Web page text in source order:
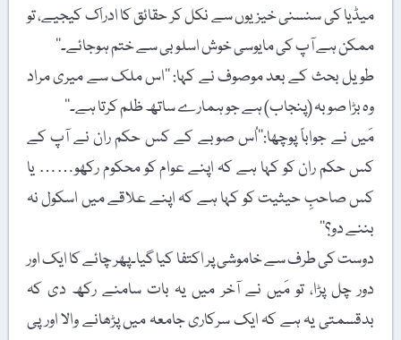
میڈیا کی سنسنی خیزیوں سے نکل کر حقائق کا ادراک کیجیے، تو
ممکن ہے آپ کی مایوسی خوش اسلوبی سے ختم ہوجائے۔‘‘
طویل بحث کے بعد موصوف نے کہا: ’’اس ملک سے میری مراد
وہ بڑا صوبہ (پنجاب) ہے جو ہمارے ساتھ ظلم کرتا ہے۔‘‘
مَیں نے جواباً پوچھا:’’اُس صوبے کے کس حکم ران نے آپ کے
کس حکم ران کو کہا ہے کہ اپنے عوام کو محکوم رکھو…… یا
کس صاحبِ حیثیت کو کہا ہے کہ اپنے علاقے میں اسکول نہ
بننے دو؟‘‘
دوست کی طرف سے خاموشی پر اکتفا کیا گیا۔پھر چائے کا ایک اور
دور چل پڑا، تو مَیں نے آخر میں یہ بات سامنے رکھ دی کہ
بدقسمتی یہ ہے کہ ایک سرکاری جامعہ میں پڑھانے والا اور پی